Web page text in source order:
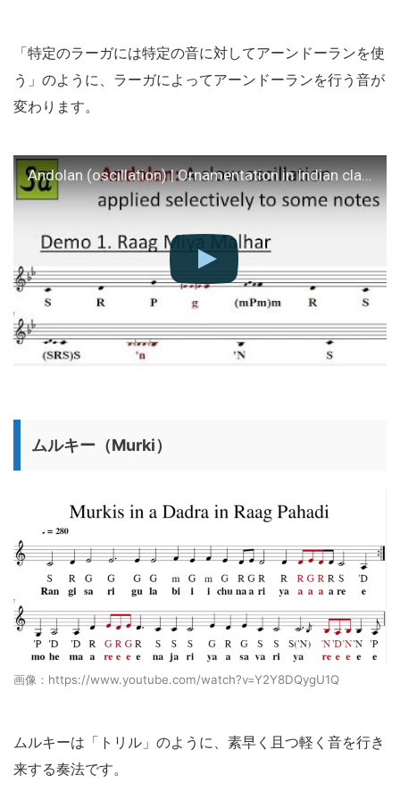
「特定のラーガには特定の音に対してアーンドーランを使
う」のように、ラーガによってアーンドーランを行う音が
変わります。
Andolan (oscillation) | Ornamentation in Indian classical music | Raag Hindustani
ムルキー（Murki）
画像：https://www.youtube.com/watch?v=Y2Y8DQygU1Q
ムルキーは「トリル」のように、素早く且つ軽く音を行き
来する奏法です。